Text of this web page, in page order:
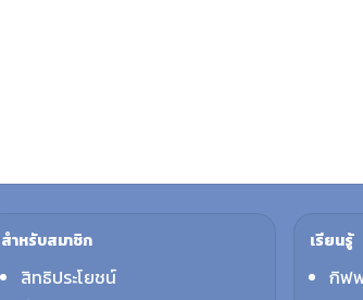
สำหรับสมาชิก
สิทธิประโยชน์
เรียนรู้
กิฟฟ